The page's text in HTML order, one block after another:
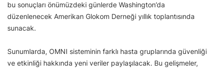
bu sonuçları önümüzdeki günlerde Washington’da
düzenlenecek Amerikan Glokom Derneği yıllık toplantısında
sunacak.
Sunumlarda, OMNI sisteminin farklı hasta gruplarında güvenliği
ve etkinliği hakkında yeni veriler paylaşılacak. Bu gelişmeler,